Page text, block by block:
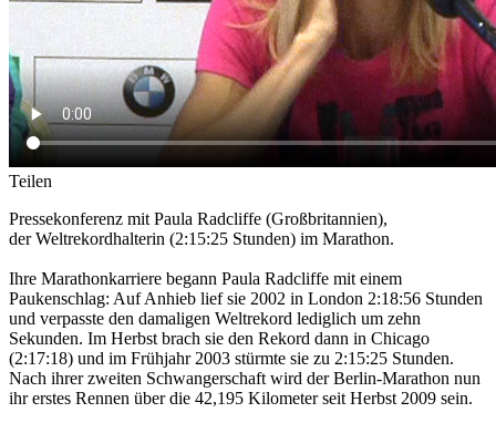
Teilen
Pressekonferenz mit Paula Radcliffe (Großbritannien),
der Weltrekordhalterin (2:15:25 Stunden) im Marathon.
Ihre Marathonkarriere begann Paula Radcliffe mit einem
Paukenschlag: Auf Anhieb lief sie 2002 in London 2:18:56 Stunden
und verpasste den damaligen Weltrekord lediglich um zehn
Sekunden. Im Herbst brach sie den Rekord dann in Chicago
(2:17:18) und im Frühjahr 2003 stürmte sie zu 2:15:25 Stunden.
Nach ihrer zweiten Schwangerschaft wird der Berlin-Marathon nun
ihr erstes Rennen über die 42,195 Kilometer seit Herbst 2009 sein.